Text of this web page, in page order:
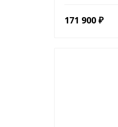
171 900 ₽